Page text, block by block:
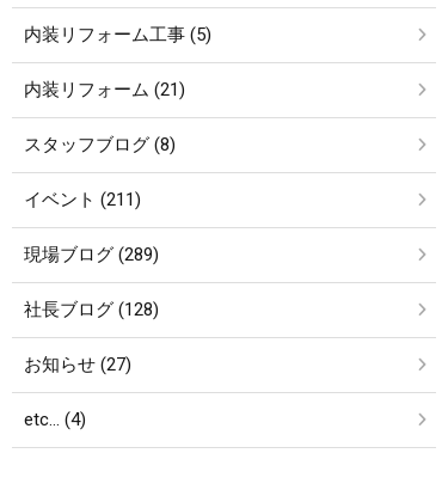
内装リフォーム工事 (5)
内装リフォーム (21)
スタッフブログ (8)
イベント (211)
現場ブログ (289)
社長ブログ (128)
お知らせ (27)
etc… (4)